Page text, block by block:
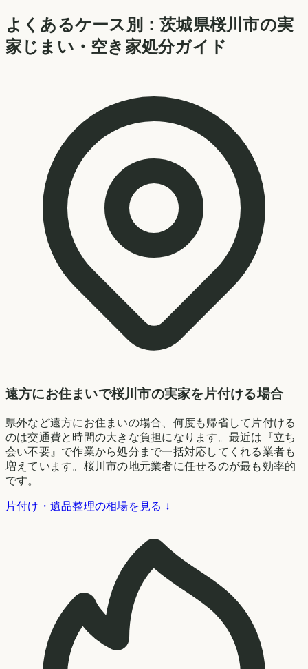
よくあるケース別：茨城県桜川市の実
家じまい・空き家処分ガイド
遠方にお住まいで桜川市の実家を片付ける場合
県外など遠方にお住まいの場合、何度も帰省して片付ける
のは交通費と時間の大きな負担になります。最近は『立ち
会い不要』で作業から処分まで一括対応してくれる業者も
増えています。桜川市の地元業者に任せるのが最も効率的
です。
片付け・遺品整理の相場を見る ↓